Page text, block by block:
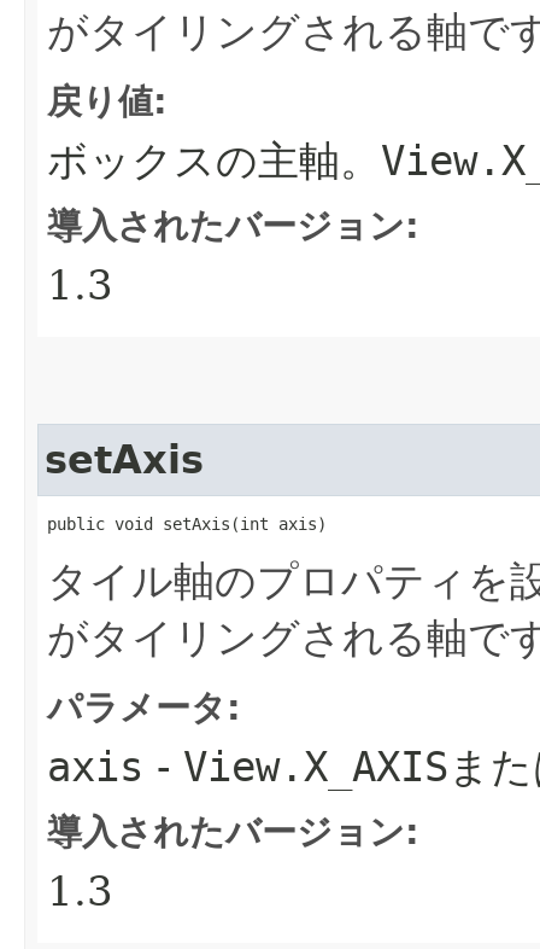
がタイリングされる軸で
戻り値:
ボックスの主軸。
導入されたバージョン:
1.3
setAxis
public void setAxis​(int axis)
タイル軸のプロパティを
がタイリングされる軸で
パラメータ:
axis - View.X_AXISま
導入されたバージョン:
1.3